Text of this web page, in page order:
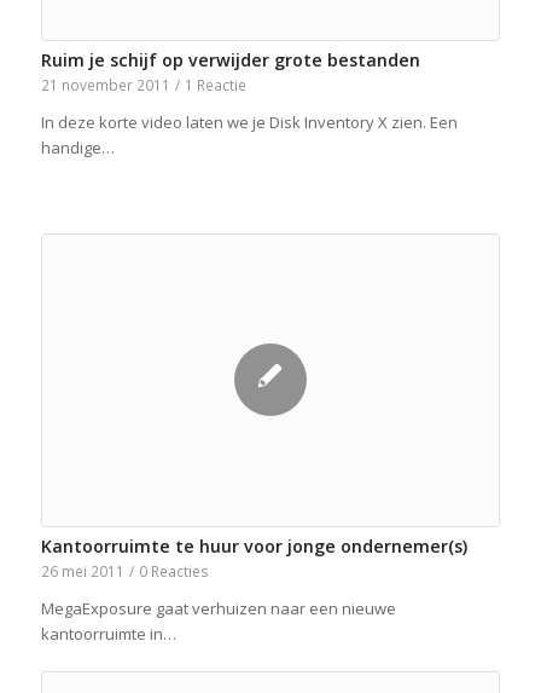
Ruim je schijf op verwijder grote bestanden
21 november 2011 / 1 Reactie
In deze korte video laten we je Disk Inventory X zien. Een
handige…
Kantoorruimte te huur voor jonge ondernemer(s)
26 mei 2011 / 0 Reacties
MegaExposure gaat verhuizen naar een nieuwe
kantoorruimte in…